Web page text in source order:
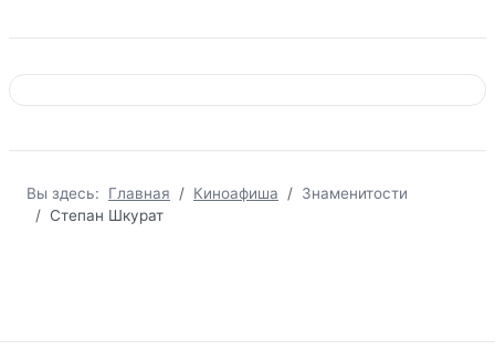
Вы здесь: Главная Киноафиша
Знаменитости
Степан Шкурат